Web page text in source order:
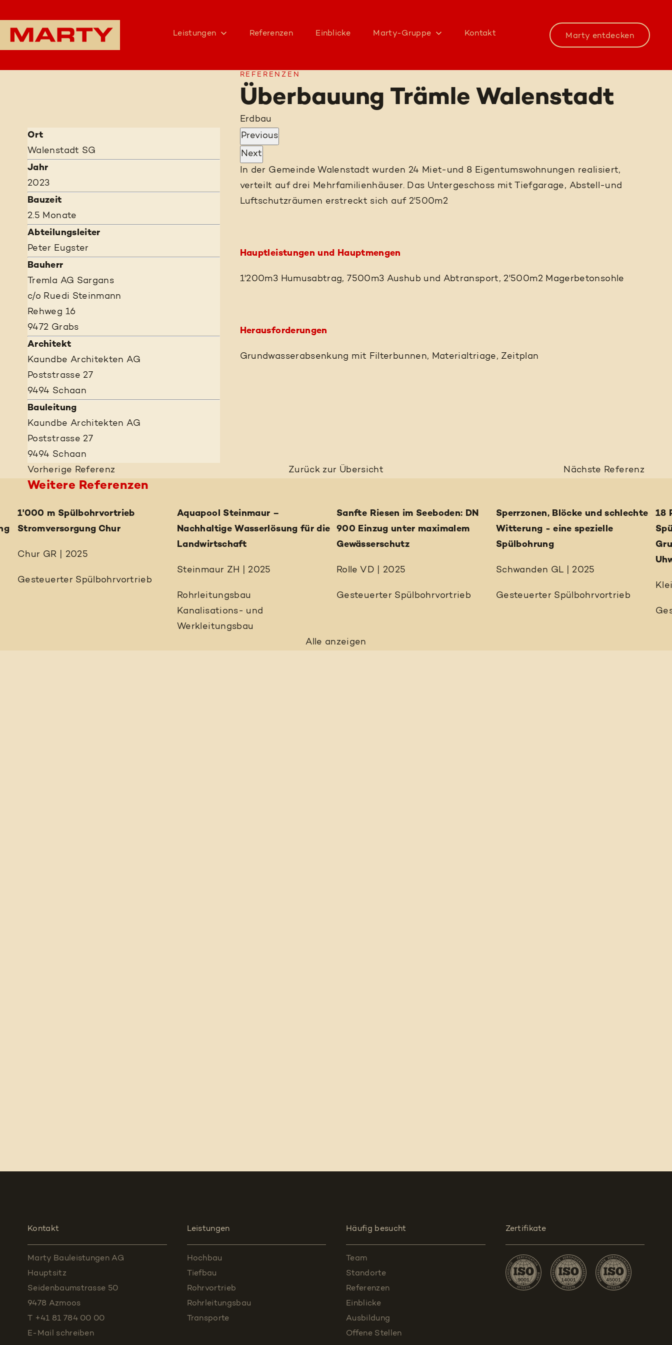
Leistungen Referenzen Einblicke Marty-Gruppe Kontakt Marty entdecken
REFERENZEN
Überbauung Trämle Walenstadt
Erdbau
Previous
Next
In der Gemeinde Walenstadt wurden 24 Miet-und 8 Eigentumswohnungen realisiert,
verteilt auf drei Mehrfamilienhäuser. Das Untergeschoss mit Tiefgarage, Abstell-und
Luftschutzräumen erstreckt sich auf 2'500m2
Hauptleistungen und Hauptmengen
1'200m3 Humusabtrag, 7500m3 Aushub und Abtransport, 2'500m2 Magerbetonsohle
Herausforderungen
Grundwasserabsenkung mit Filterbunnen, Materialtriage, Zeitplan
Ort
Walenstadt SG
Jahr
2023
Bauzeit
2.5 Monate
Abteilungsleiter
Peter Eugster
Bauherr
Tremla AG Sargans
c/o Ruedi Steinmann
Rehweg 16
9472 Grabs
Architekt
Kaundbe Architekten AG
Poststrasse 27
9494 Schaan
Bauleitung
Kaundbe Architekten AG
Poststrasse 27
9494 Schaan
Vorherige Referenz Zurückzur Übersicht Nächste Referenz
Weitere Referenzen
1'000 m Spülbohrvortrieb
Stromversorgung Chur
Chur GR | 2025
Gesteuerter Spülbohrvortrieb
Aquapool Steinmaur –
Nachhaltige Wasserlösung für die
Landwirtschaft
Steinmaur ZH | 2025
Rohrleitungsbau
Kanalisations- und
Werkleitungsbau
Sanfte Riesen im Seeboden: DN
900 Einzug unter maximalem
Gewässerschutz
Rolle VD | 2025
Gesteuerter Spülbohrvortrieb
Sperrzonen, Blöcke und schlechte
Witterung - eine spezielle
Spülbohrung
Schwanden GL | 2025
Gesteuerter Spülbohrvortrieb
18
Alle anzeigen
Kontakt
Marty Bauleistungen AG
Hauptsitz
Seidenbaumstrasse 50
9478 Azmoos
T +41 81 784 00 00
E-Mail schreiben
Leistungen
Hochbau
Tiefbau
Rohrvortrieb
Rohrleitungsbau
Transporte
Häufig besucht
Team
Standorte
Referenzen
Einblicke
Ausbildung
Offene Stellen
Zertifikate